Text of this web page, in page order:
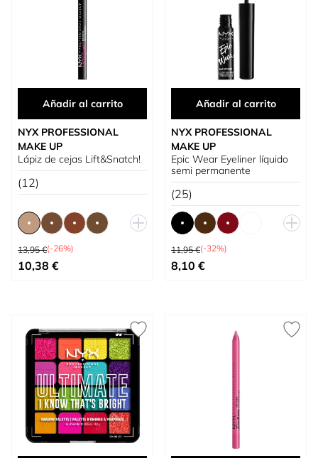
Añadir al carrito
NYX PROFESSIONAL
MAKE UP
Lápiz de cejas Lift&Snatch!
(12)
Precio habitual
13,95 €(-26%)
Tan bajo como
10,38 €
Añadir al carrito
NYX PROFESSIONAL
MAKE UP
Epic Wear Eyeliner líquido
semi permanente
(25)
Precio habitual
11,95 €(-32%)
Tan bajo como
8,10 €